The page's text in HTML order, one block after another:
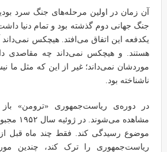
آن زمان در اولین مرحله‌های جنگ سرد
جنگ جهانی دوم گذشته بود و تمام دنیا
یکدفعه این اتفاق می‌افتد. هیچکس
هستند. و هیچکس نمی‌داند چه مقاصدی
موردشان نمی‌داند؛ غیر از این که مثل ما
ناشناخته بود.
در دوره‌ی ریاست‌جمهوری «ترومن»
مشاهده
موضوع رسیدگی کند. فقط چند ماه قبل از
ریاست‌جمهوری را ترک کند، چندین